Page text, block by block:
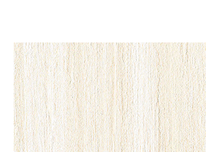
商品を探す
商品を探す トップ
壁紙
カーテン
床材
カタログ一覧
カタログ一覧 トップ
壁紙
施工事例